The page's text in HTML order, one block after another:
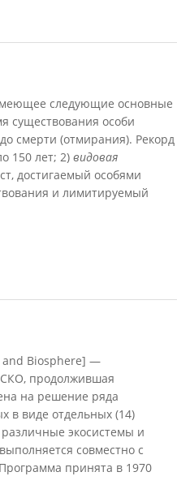
следующие основные
существования особи
смерти (отмирания). Рекорд
150 лет; 2) видовая
достигаемый особями
и лимитируемый
Biosphere] —
продолжившая
на решение ряда
в виде отдельных (14)
экосистемы и
совместно с
принята в 1970